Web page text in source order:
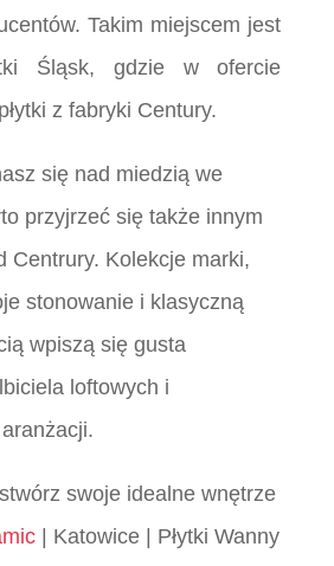
Takim miejscem jest
Śląsk, gdzie w ofercie
z fabryki Century.
się nad miedzią we
przyjrzeć się także innym
Centrury. Kolekcje marki,
stonowanie i klasyczną
wpiszą się gusta
loftowych i
swoje idealne wnętrze
| Katowice | Płytki Wanny